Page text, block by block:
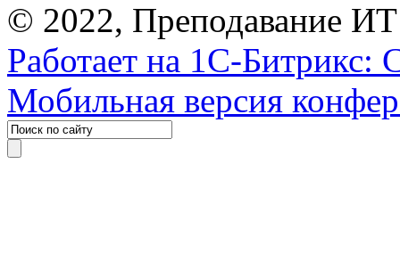
© 2022, Преподавание
Работает на 1С-Битрикс:
Мобильная версия